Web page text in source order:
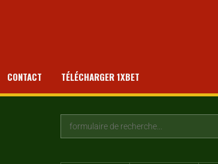
CONTACT TÉLÉCHARGER 1XBET